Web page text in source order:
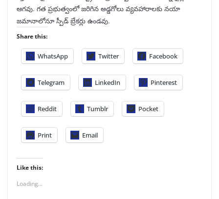
ఆగవు. గత ప్రభుత్వంలో జరిగిన అడ్డగోలు వ్యవహారాలకు నయా
జమానాలోనూ స్పీడ్‌ బ్రేకర్లు ఉండవు.
Share this:
WhatsApp Twitter Facebook
Telegram LinkedIn Pinterest
Reddit Tumblr Pocket
Print Email
Like this:
Loading...